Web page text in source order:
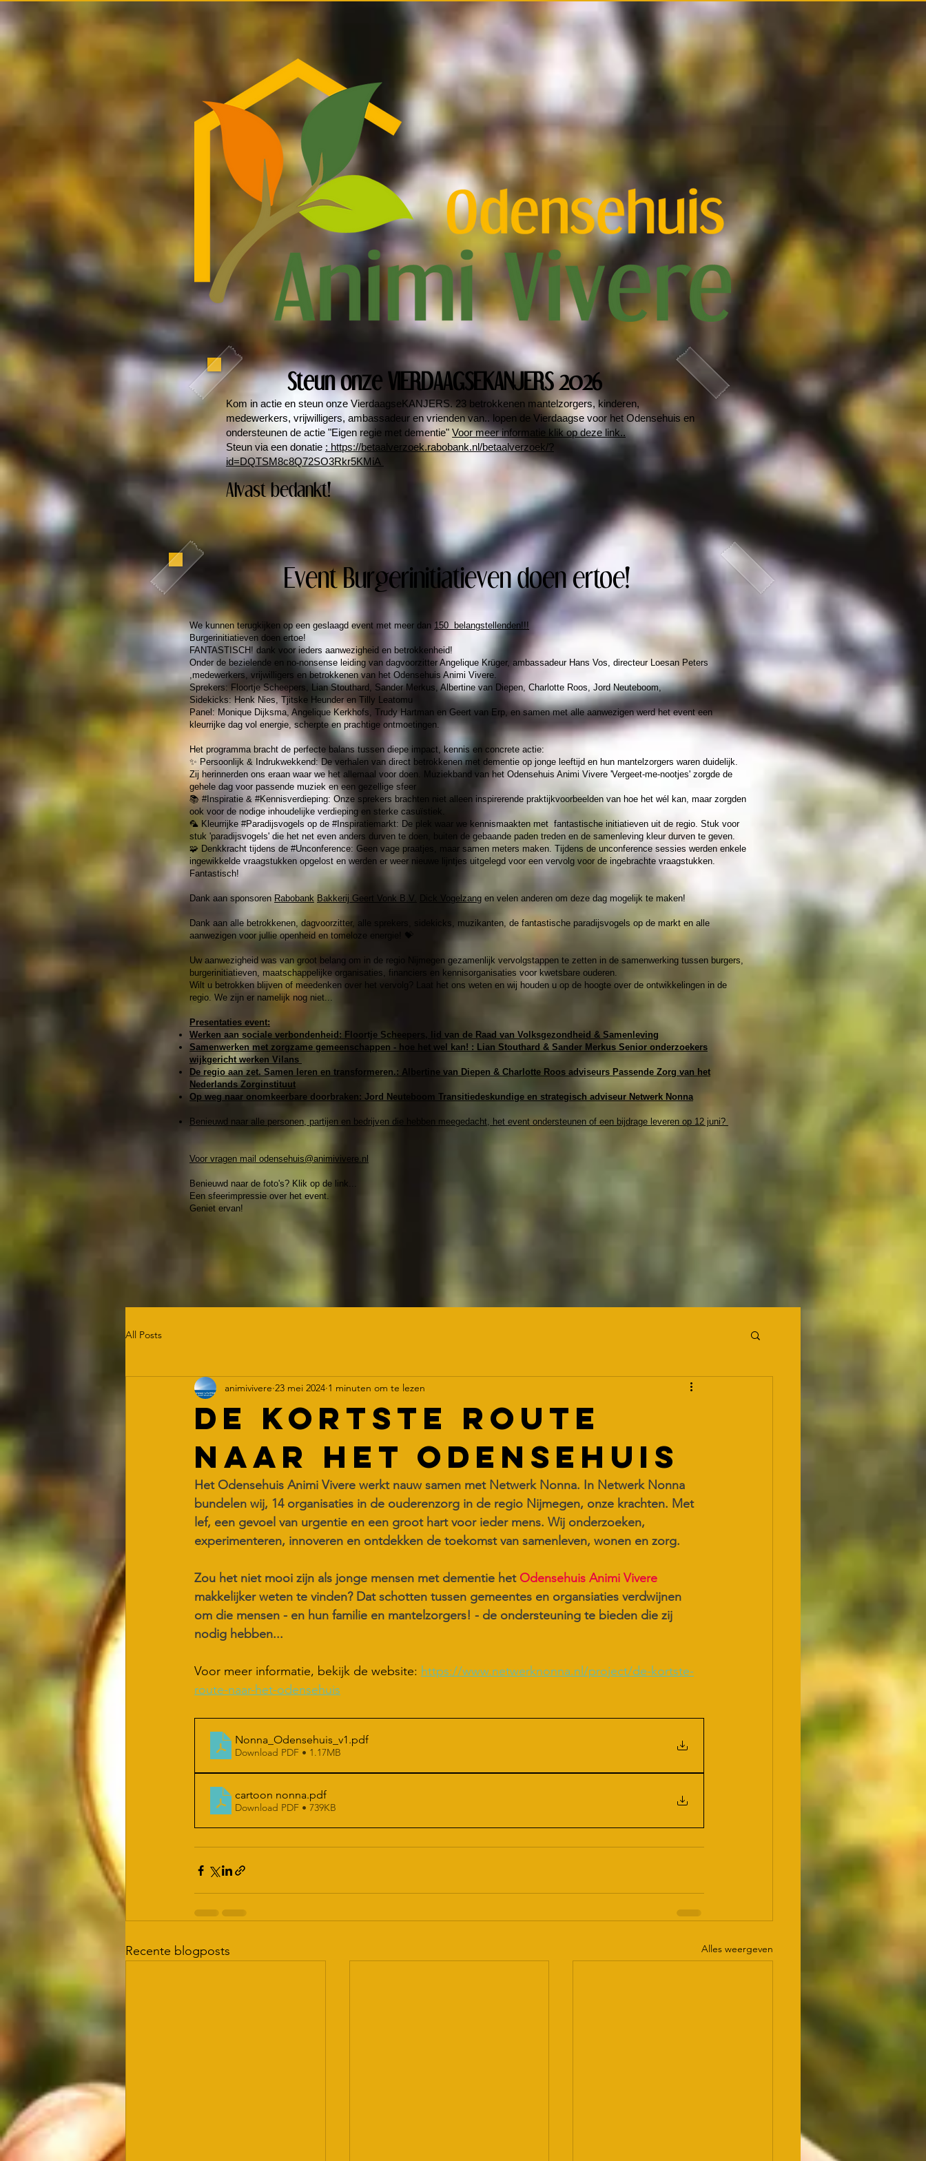
Steun onze VIERDAAGSEKANJERS 2026
Kom in actie en steun onze VierdaagseKANJERS. 23 betrokkenen mantelzorgers, kinderen,
medewerkers, vrijwilligers, ambassadeur en vrienden van.. lopen de Vierdaagse voor het Odensehuis en
ondersteunen de actie "Eigen regie met dementie" Voor meer informatie klik op deze link..
Steun via een donatie : https://betaalverzoek.rabobank.nl/betaalverzoek/?
id=DQTSM8c8Q72SO3Rkr5KMiA
Alvast bedankt!
Event Burgerinitiatieven doen ertoe!
We kunnen terugkijken op een geslaagd event met meer dan 150 belangstellenden!!!
Burgerinitiatieven doen ertoe!
FANTASTISCH! dank voor ieders aanwezigheid en betrokkenheid!
Onder de bezielende en no-nonsense leiding van dagvoorzitter Angelique Krüger, ambassadeur Hans Vos, directeur Loesan Peters
,medewerkers, vrijwilligers en betrokkenen van het Odensehuis Animi Vivere.
Sprekers: Floortje Scheepers, Lian Stouthard, Sander Merkus, Albertine van Diepen, Charlotte Roos, Jord Neuteboom,
Sidekicks: Henk Nies, Tjitske Heunder en Tilly Leatomu
Panel: Monique Dijksma, Angelique Kerkhofs, Trudy Hartman en Geert van Erp, en samen met alle aanwezigen werd het event een
kleurrijke dag vol energie, scherpte en prachtige ontmoetingen.
Het programma bracht de perfecte balans tussen diepe impact, kennis en concrete actie:
✨ Persoonlijk & Indrukwekkend: De verhalen van direct betrokkenen met dementie op jonge leeftijd en hun mantelzorgers waren duidelijk.
Zij herinnerden ons eraan waar we het allemaal voor doen. Muziekband van het Odensehuis Animi Vivere 'Vergeet-me-nootjes' zorgde de
gehele dag voor passende muziek en een gezellige sfeer
📚 #Inspiratie & #Kennisverdieping: Onze sprekers brachten niet alleen inspirerende praktijkvoorbeelden van hoe het wél kan, maar zorgden
ook voor de nodige inhoudelijke verdieping en sterke casuïstiek.
🦜 Kleurrijke #Paradijsvogels op de #Inspiratiemarkt: De plek waar we kennismaakten met fantastische initiatieven uit de regio. Stuk voor
stuk 'paradijsvogels' die het net even anders durven te doen, buiten de gebaande paden treden en de samenleving kleur durven te geven.
🧩 Denkkracht tijdens de #Unconference: Geen vage praatjes, maar samen meters maken. Tijdens de unconference sessies werden enkele
ingewikkelde vraagstukken opgelost en werden er weer nieuwe lijntjes uitgelegd voor een vervolg voor de ingebrachte vraagstukken.
Fantastisch!
Dank aan sponsoren Rabobank Bakkerij Geert Vonk B.V. Dick Vogelzang en velen anderen om deze dag mogelijk te maken!
Dank aan alle betrokkenen, dagvoorzitter, alle sprekers, sidekicks, muzikanten, de fantastische paradijsvogels op de markt en alle
aanwezigen voor jullie openheid en tomeloze energie! 💝
Uw aanwezigheid was van groot belang om in de regio Nijmegen gezamenlijk vervolgstappen te zetten in de samenwerking tussen burgers,
burgerinitiatieven, maatschappelijke organisaties, financiers en kennisorganisaties voor kwetsbare ouderen.
Wilt u betrokken blijven of meedenken over het vervolg? Laat het ons weten en wij houden u op de hoogte over de ontwikkelingen in de
regio. We zijn er namelijk nog niet...
Presentaties event:
Werken aan sociale verbondenheid: Floortje Scheepers, lid van de Raad van Volksgezondheid & Samenleving
Samenwerken met zorgzame gemeenschappen - hoe het wel kan! : Lian Stouthard & Sander Merkus Senior onderzoekers
wijkgericht werken Vilans
De regio aan zet. Samen leren en transformeren.: Albertine van Diepen & Charlotte Roos adviseurs Passende Zorg van het
Nederlands Zorginstituut
Op weg naar onomkeerbare doorbraken: Jord Neuteboom Transitiedeskundige en strategisch adviseur Netwerk Nonna
Benieuwd naar alle personen, partijen en bedrijven die hebben meegedacht, het event ondersteunen of een bijdrage leveren op 12 juni?
Voor vragen mail odensehuis@animivivere.nl
Benieuwd naar de foto's? Klik op de link...
Een sfeerimpressie over het event.
Geniet ervan!
All Posts
De kortste route
naar het Odensehuis
animivivere 23 mei 2024 1 minuten om te lezen
Het Odensehuis Animi Vivere werkt nauw samen met Netwerk Nonna. In Netwerk Nonna
bundelen wij, 14 organisaties in de ouderenzorg in de regio Nijmegen, onze krachten. Met
lef, een gevoel van urgentie en een groot hart voor ieder mens. Wij onderzoeken,
experimenteren, innoveren en ontdekken de toekomst van samenleven, wonen en zorg.
Zou het niet mooi zijn als jonge mensen met dementie het Odensehuis Animi Vivere
makkelijker weten te vinden? Dat schotten tussen gemeentes en organsiaties verdwijnen
om die mensen - en hun familie en mantelzorgers! - de ondersteuning te bieden die zij
nodig hebben...
Voor meer informatie, bekijk de website: https://www.netwerknonna.nl/project/de-kortste-
route-naar-het-odensehuis
Nonna_Odensehuis_v1.pdf
Download PDF • 1.17MB
cartoon nonna.pdf
Download PDF • 739KB
Recente blogposts Alles weergeven